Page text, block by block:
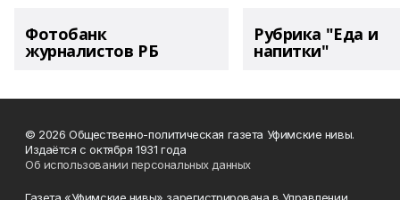
Фотобанк
журналистов РБ
Рубрика "Еда и
напитки"
© 2026 Общественно-политическая газета Уфимские нивы.
Издаётся с октября 1931 года
Об использовании персональных данных